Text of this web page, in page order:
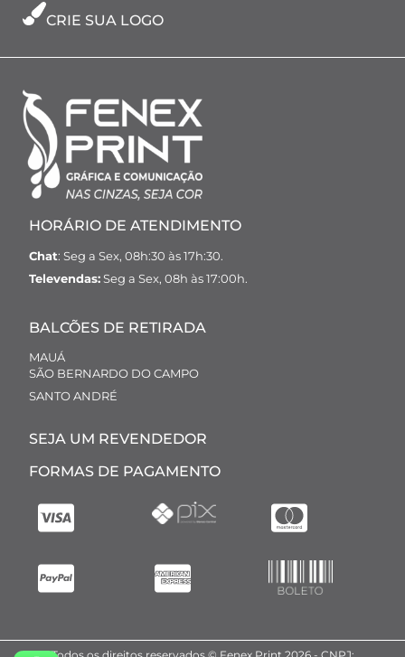
CRIE SUA LOGO
HORÁRIO DE ATENDIMENTO
Chat: Seg a Sex, 08h:30 às 17h:30.
Televendas:Seg a Sex, 08h às 17:00h.
BALCÕES DE RETIRADA
MAUÁ
SÃO BERNARDO DO CAMPO
SANTO ANDRÉ
SEJA UM REVENDEDOR
FORMAS DE PAGAMENTO